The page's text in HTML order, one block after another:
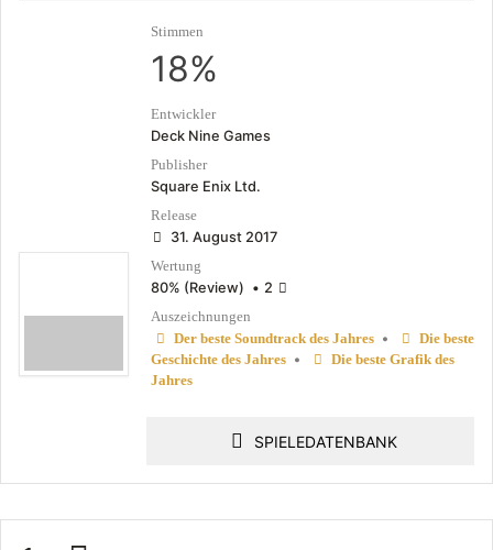
Stimmen
18%
Entwickler
Deck Nine Games
Publisher
Square Enix Ltd.
Release
31. August 2017
Wertung
80% (Review) • 2
Auszeichnungen
Der beste Soundtrack des Jahres •
Die beste
Geschichte des Jahres •
Die beste Grafik des
Jahres
SPIELEDATENBANK